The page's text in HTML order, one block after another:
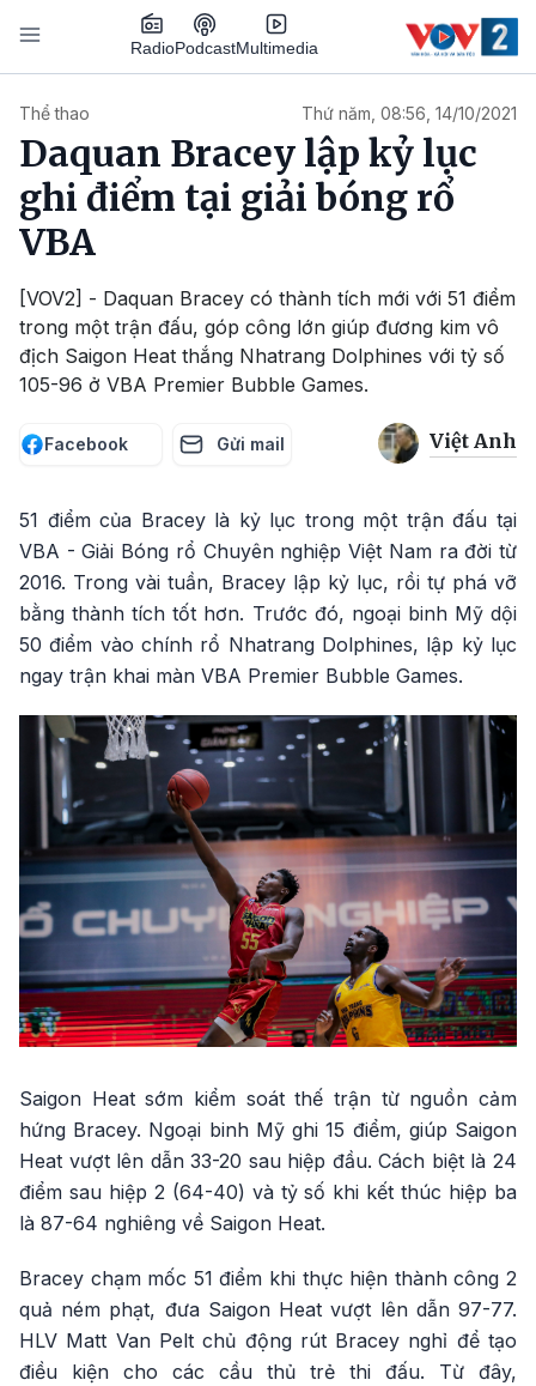
Nhảy đến nội dung
RadioPodcastMultimedia
Thể thao Thứ năm, 08:56, 14/10/2021
Daquan Bracey lập kỷ lục
ghi điểm tại giải bóng rổ
VBA
[VOV2] - Daquan Bracey có thành tích mới với 51 điểm
trong một trận đấu, góp công lớn giúp đương kim vô
địch Saigon Heat thắng Nhatrang Dolphines với tỷ số
105-96 ở VBA Premier Bubble Games.
Facebook Gửi mail Việt Anh
51 điểm của Bracey là kỷ lục trong một trận đấu tại
VBA - Giải Bóng rổ Chuyên nghiệp Việt Nam ra đời từ
2016. Trong vài tuần, Bracey lập kỷ lục, rồi tự phá vỡ
bằng thành tích tốt hơn. Trước đó, ngoại binh Mỹ dội
50 điểm vào chính rổ Nhatrang Dolphines, lập kỷ lục
ngay trận khai màn VBA Premier Bubble Games.
Saigon Heat sớm kiểm soát thế trận từ nguồn cảm
hứng Bracey. Ngoại binh Mỹ ghi 15 điểm, giúp Saigon
Heat vượt lên dẫn 33-20 sau hiệp đầu. Cách biệt là 24
điểm sau hiệp 2 (64-40) và tỷ số khi kết thúc hiệp ba
là 87-64 nghiêng về Saigon Heat.
Bracey chạm mốc 51 điểm khi thực hiện thành công 2
quả ném phạt, đưa Saigon Heat vượt lên dẫn 97-77.
HLV Matt Van Pelt chủ động rút Bracey nghỉ để tạo
điều kiện cho các cầu thủ trẻ thi đấu. Từ đây,